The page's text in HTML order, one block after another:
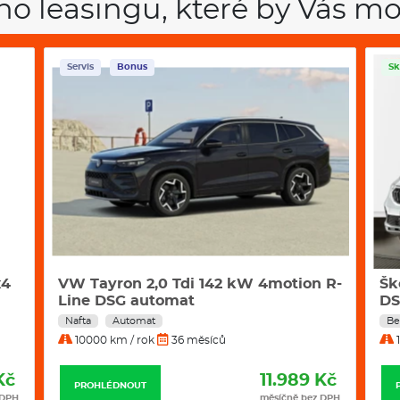
leasingu, které by Vás
Skladem Servis
Škoda Kamiq Classic 1,0 TSI 85 kW
DSG
Benzín Automat
10000 km / rok 36 měsíců
PROHLÉDNOUT 6.054 Kč
měsíčně bez DPH